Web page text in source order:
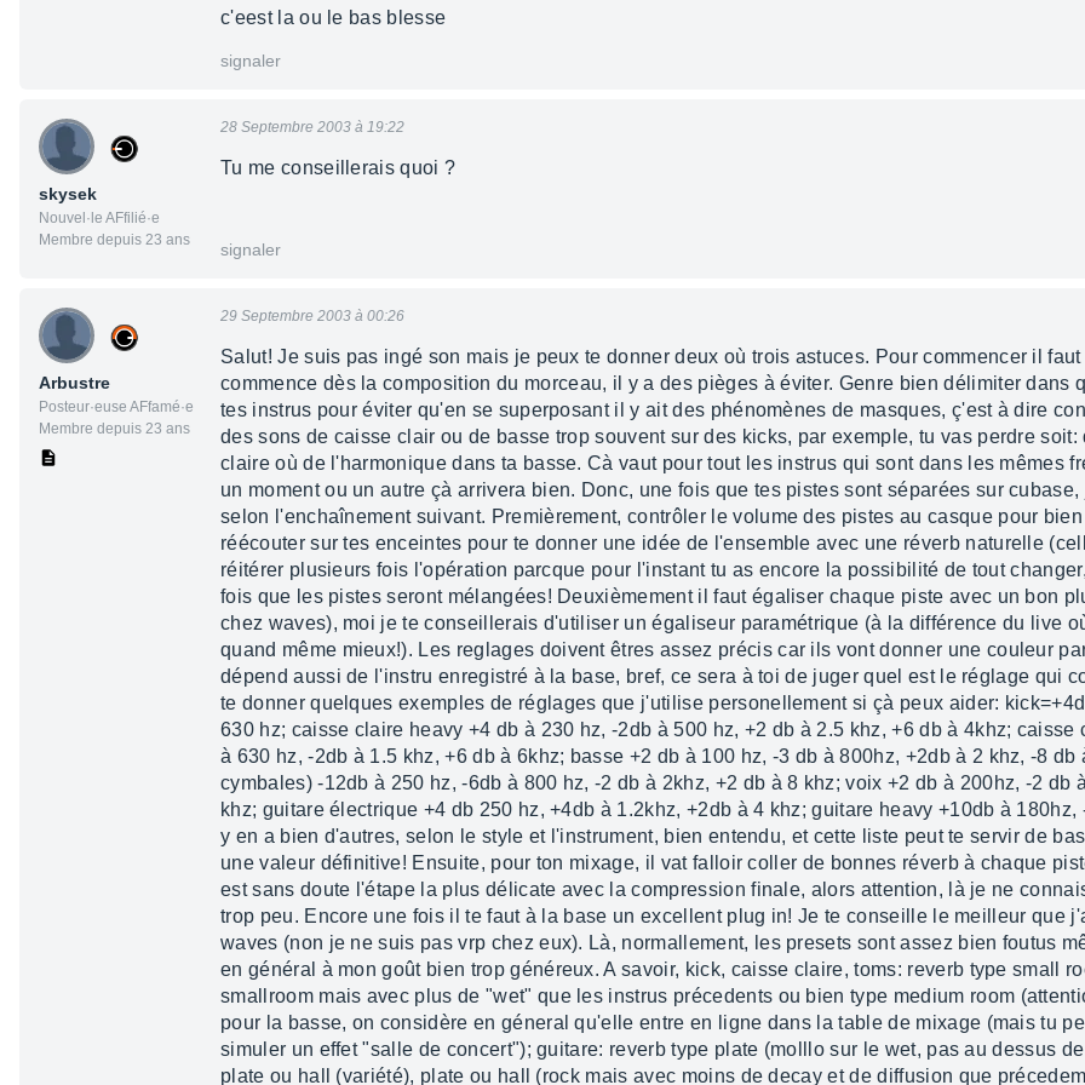
c'eest la ou le bas blesse
signaler
skysek
Nouvel·le AFfilié·e
Membre depuis 23 ans
28 Septembre 2003 à 19:22
Tu me conseillerais quoi ?
signaler
Arbustre
Posteur·euse AFfamé·e
Membre depuis 23 ans
29 Septembre 2003 à 00:26
Salut! Je suis pas ingé son mais je peux te donner deux où trois astuces. Pour commencer il
commence dès la composition du morceau, il y a des pièges à éviter. Genre bien délimiter dans
tes instrus pour éviter qu'en se superposant il y ait des phénomènes de masques, ç'est à dire
des sons de caisse clair ou de basse trop souvent sur des kicks, par exemple, tu vas perdre
claire où de l'harmonique dans ta basse. Cà vaut pour tout les instrus qui sont dans les mêmes
un moment ou un autre çà arrivera bien. Donc, une fois que tes pistes sont séparées sur
selon l'enchaînement suivant. Premièrement, contrôler le volume des pistes au casque pour
réécouter sur tes enceintes pour te donner une idée de l'ensemble avec une réverb naturelle
réitérer plusieurs fois l'opération parcque pour l'instant tu as encore la possibilité de tout
fois que les pistes seront mélangées! Deuxièmement il faut égaliser chaque piste avec un bon
chez waves), moi je te conseillerais d'utiliser un égaliseur paramétrique (à la différence du live
quand même mieux!). Les reglages doivent êtres assez précis car ils vont donner une couleur
dépend aussi de l'instru enregistré à la base, bref, ce sera à toi de juger quel est le réglage qui
te donner quelques exemples de réglages que j'utilise personellement si çà peux aider:
630 hz; caisse claire heavy +4 db à 230 hz, -2db à 500 hz, +2 db à 2.5 khz, +6 db à 4khz;
à 630 hz, -2db à 1.5 khz, +6 db à 6khz; basse +2 db à 100 hz, -3 db à 800hz, +2db à 2 khz, -8
cymbales) -12db à 250 hz, -6db à 800 hz, -2 db à 2khz, +2 db à 8 khz; voix +2 db à 200hz, -2 db
khz; guitare électrique +4 db 250 hz, +4db à 1.2khz, +2db à 4 khz; guitare heavy +10db à
y en a bien d'autres, selon le style et l'instrument, bien entendu, et cette liste peut te servir de
une valeur définitive! Ensuite, pour ton mixage, il vat falloir coller de bonnes réverb à chaque
est sans doute l'étape la plus délicate avec la compression finale, alors attention, là je ne
trop peu. Encore une fois il te faut à la base un excellent plug in! Je te conseille le meilleur que
waves (non je ne suis pas vrp chez eux). Là, normallement, les presets sont assez bien foutus
en général à mon goût bien trop généreux. A savoir, kick, caisse claire, toms: reverb type small
smallroom mais avec plus de "wet" que les instrus précedents ou bien type medium room
pour la basse, on considère en géneral qu'elle entre en ligne dans la table de mixage (mais tu
simuler un effet "salle de concert"); guitare: reverb type plate (molllo sur le wet, pas au dessus
plate ou hall (variété), plate ou hall (rock mais avec moins de decay et de diffusion que